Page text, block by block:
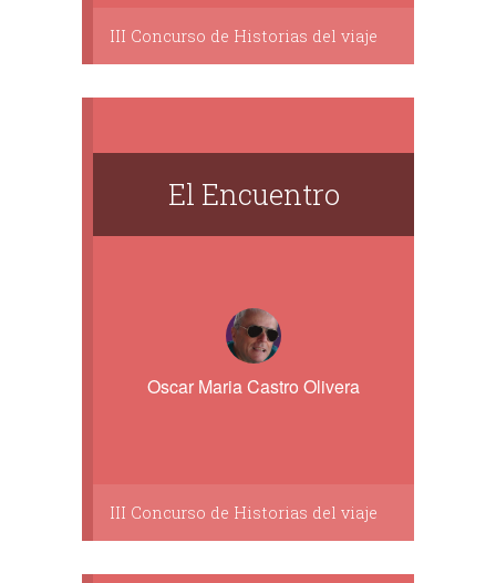
III Concurso de Historias del viaje
El Encuentro
Oscar Maria Castro Olivera
III Concurso de Historias del viaje